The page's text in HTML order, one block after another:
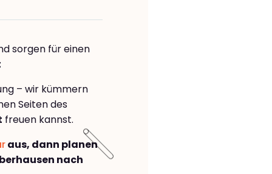
sorgen für einen
– wir kümmern
Seiten des
freuen kannst.
aus, dann planen
nach